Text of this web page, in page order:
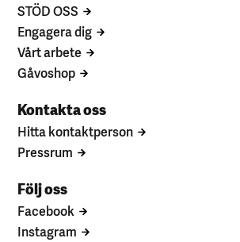
STÖD OSS
Engagera dig
Vårt arbete
Gåvoshop
Kontakta oss
Hitta kontaktperson
Pressrum
Följ oss
Facebook
Instagram